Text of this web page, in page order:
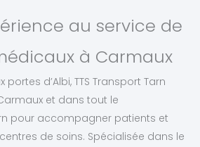
au service de
à Carmaux
portes d’Albi, TTS Transport Tarn
et dans tout le
pour accompagner patients et
de soins. Spécialisée dans le